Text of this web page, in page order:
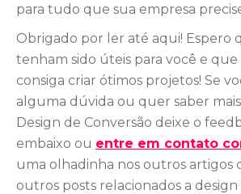
para tudo que sua empresa
Obrigado por ler até aqui! Espero
tenham sido úteis para você e que
consiga criar ótimos projetos! Se
alguma dúvida ou quer saber
Design de Conversão deixe o
embaixo ou entre em contato
uma olhadinha nos outros artigos
outros posts relacionados a design